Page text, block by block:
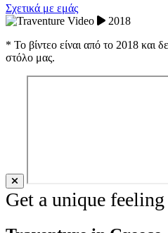
Σχετικά με εμάς
2018
* Το βίντεο είναι από το 2018 και
στόλο μας.
Get a unique feeling